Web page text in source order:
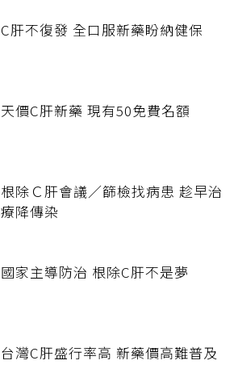
C肝不復發 全口服新藥盼納健保
天價C肝新藥 現有50免費名額
根除Ｃ肝會議／篩檢找病患 趁早治
療降傳染
國家主導防治 根除C肝不是夢
台灣C肝盛行率高 新藥價高難普及